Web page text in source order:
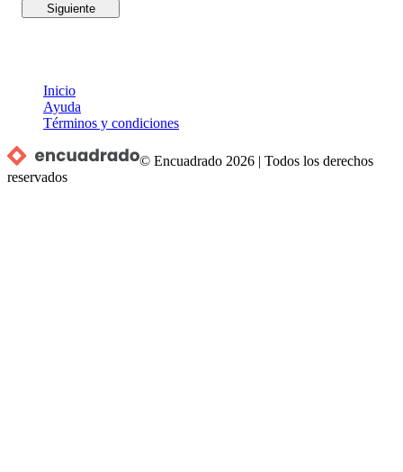
Siguiente
Inicio
Ayuda
Términos y condiciones
© Encuadrado 2026 |Todos los derechos
reservados